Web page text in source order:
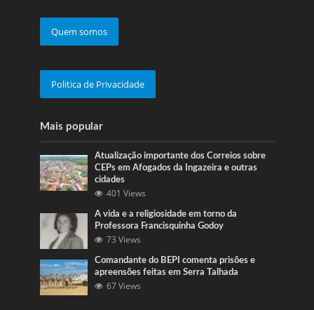
Quem somos
Politica de Privacidade
Mais popular
Atualização importante dos Correios sobre
CEPs em Afogados da Ingazeira e outras
cidades
401 Views
A vida e a religiosidade em torno da
Professora Francisquinha Godoy
73 Views
Comandante do BEPI comenta prisões e
apreensões feitas em Serra Talhada
67 Views